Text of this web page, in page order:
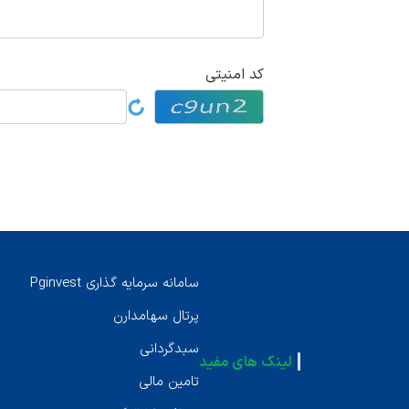
کد امنیتی
لینک های مفید
سامانه سرمايه گذارى Pginvest
پرتال سهامدارن
سبدگردانى
تامين مالى